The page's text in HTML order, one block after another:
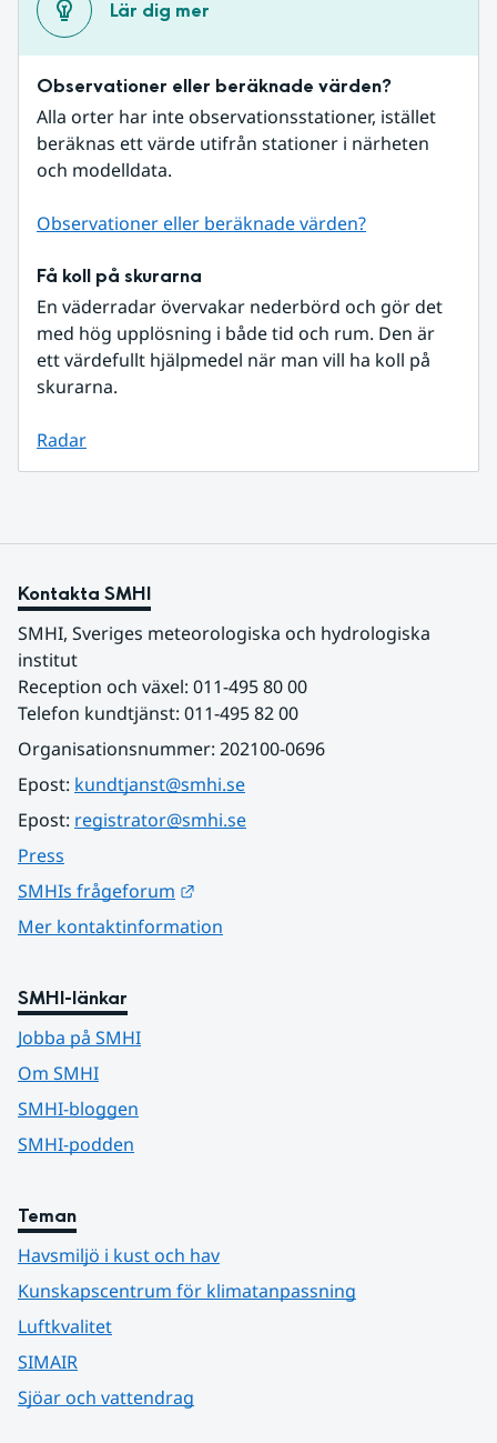
Lär dig mer
Observationer eller beräknade värden?
Alla orter har inte observationsstationer, istället
beräknas ett värde utifrån stationer i närheten
och modelldata.
Observationer eller beräknade värden?
Få koll på skurarna
En väderradar övervakar nederbörd och gör det
med hög upplösning i både tid och rum. Den är
ett värdefullt hjälpmedel när man vill ha koll på
skurarna.
Radar
Kontakta SMHI
SMHI, Sveriges meteorologiska och hydrologiska
institut
Reception och växel: 011-495 80 00
Telefon kundtjänst: 011-495 82 00
Organisationsnummer: 202100-0696
Epost: kundtjanst@smhi.se
Epost: registrator@smhi.se
Press
SMHIs frågeforum
Mer kontaktinformation
SMHI-länkar
Jobba på SMHI
Om SMHI
SMHI-bloggen
SMHI-podden
Teman
Havsmiljö i kust och hav
Kunskapscentrum för klimatanpassning
Luftkvalitet
SIMAIR
Sjöar och vattendrag